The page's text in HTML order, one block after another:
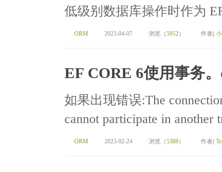
低级别数据库操作时作为
ORM 2023-04-07 浏览（5952） 作者(
EF CORE 6使用事务
如果出现错误:The
cannot participate in another
ORM 2023-02-24 浏览（5388） 作者(